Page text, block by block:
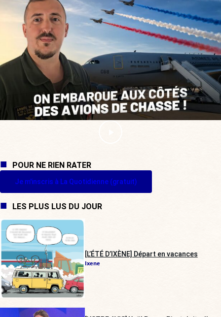
POUR NE RIEN RATER
Je m'inscris à La Quotidienne (gratuit)
LES PLUS LUS DU JOUR
[L’ÉTÉ D’IXÈNE] Départ en vacances
Ixene